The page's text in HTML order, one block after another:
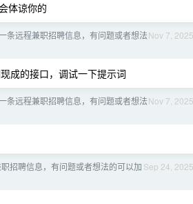
体谅你的
Nov 7, 2025
条远程兼职招聘信息，有问题或者想法
成的接口，调试一下提示词
Nov 7, 2025
条远程兼职招聘信息，有问题或者想法
Sep 24, 2025
招聘信息，有问题或者想法的可以加